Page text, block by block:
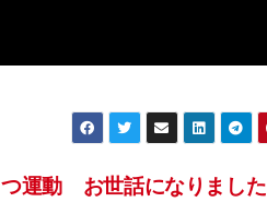
つ運動 お世話になりました